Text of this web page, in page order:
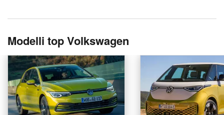
Modelli top Volkswagen